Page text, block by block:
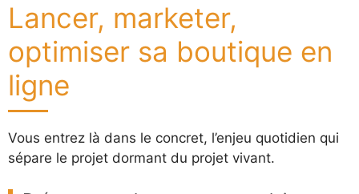
Lancer, marketer,
optimiser sa boutique en
ligne
Vous entrez là dans le concret, l’enjeu quotidien qui
sépare le projet dormant du projet vivant.